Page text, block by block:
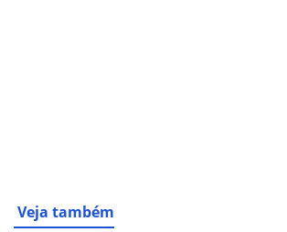
Veja também